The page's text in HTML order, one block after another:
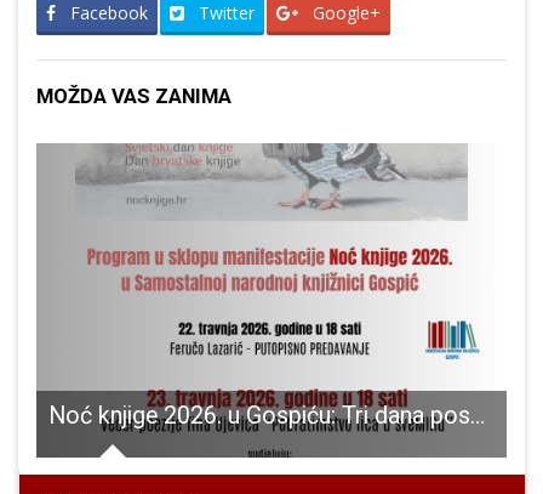
Facebook Twitter Google+
MOŽDA VAS ZANIMA
Noć knjige 2026. u Gospiću: Tri dana posvećena književnosti, putovanjima i poeziji